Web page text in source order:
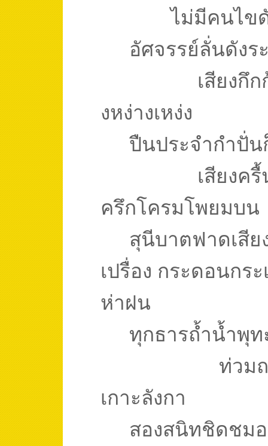
ไม่มีคนไขดั
อัศจรรย์ลั่นดังร
เสียงกึ
งหง่างเหง่ง
ปืนประจำกำปั่น
เสียงค
ครึกโครมโพยมบน
สุนีบาตฟาดเสีย
เปรื่อง กระดอนกร
ห่าฝน
ทุกธารถ้ำน้ำพุ
ท่วม
เกาะลังกา
สองสนิทชิดชม